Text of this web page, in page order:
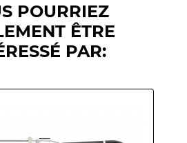
POURRIEZ
ÊTRE
PAR: